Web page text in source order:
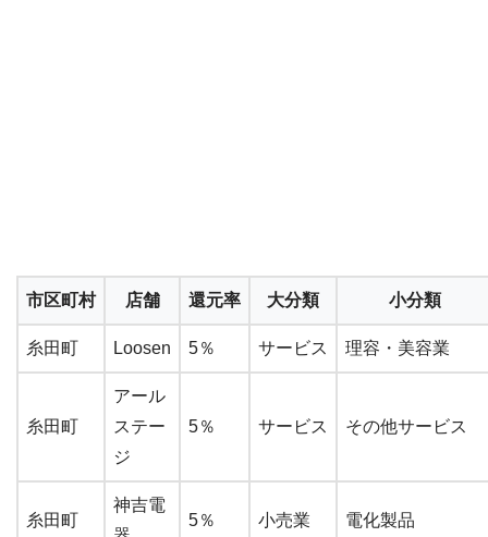
市区町村 店舗 還元率 大分類 小分類
糸田町 Loosen 5％ サービス 理容・美容業
糸田町
アール
ステー
ジ
5％ サービス その他サービス
糸田町
神吉電
5％ 小売業 電化製品